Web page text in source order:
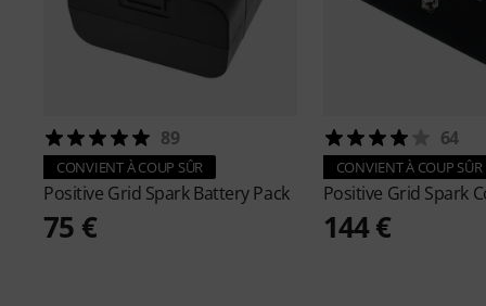
89
CONVIENT À COUP SÛR
Positive Grid Spark Battery Pack
75 €
64
CONVIENT À COUP SÛR
Positive Grid Spark
144 €